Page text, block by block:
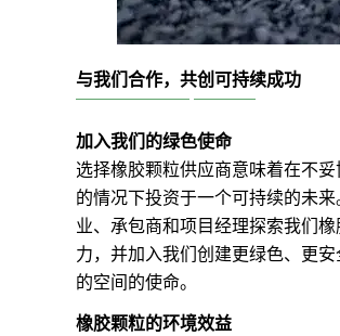
与我们合作，共创可持续成功
加入我们的绿色使命
选择橡胶颗粒供应商意味着在不
的情况下投资于一个可持续的未
业、承包商和项目经理探索我们
力，并加入我们创建更绿色、更
的空间的使命。
橡胶颗粒的环境效益